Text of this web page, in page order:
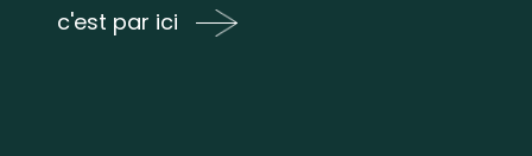
c'est par ici